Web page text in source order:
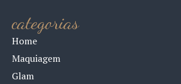
categorias
Home
Maquiagem
Glam